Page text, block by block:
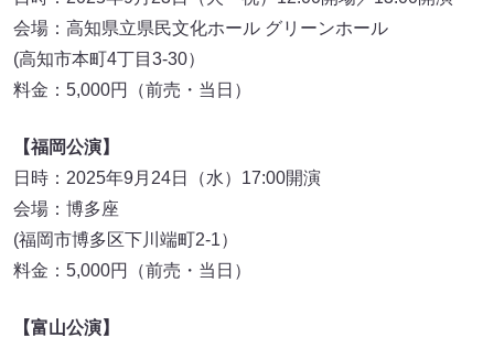
会場：高知県立県民文化ホール グリーンホール
(高知市本町4丁目3-30）
料金：5,000円（前売・当日）
【福岡公演】
日時：2025年9月24日（水）17:00開演
会場：博多座
(福岡市博多区下川端町2-1）
料金：5,000円（前売・当日）
【富山公演】